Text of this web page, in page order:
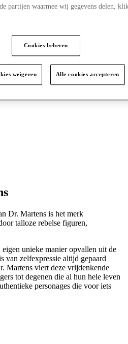
Dr. Martens is het merk
talloze rebelse figuren,
unieke manier opvallen uit de
van zelfexpressie altijd gepaard
Martens viert deze vrijdenkende
tot degenen die al hun hele leven
personages die voor iets
partijen waarmee wij gegevens delen,
Cookies beheren
weigeren Alle cookies accepteren